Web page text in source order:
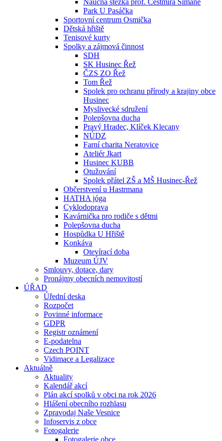
Naučná stezka prof. Čestmíra Šimáně
Park U Pasáčka
Sportovní centrum Osmička
Dětská hřiště
Tenisové kurty
Spolky a zájmová činnost
SDH
SK Husinec Řež
ČZS ZO Řež
Tom Řež
Spolek pro ochranu přírody a krajiny obce
Husinec
Myslivecké sdružení
Polepšovna ducha
Pravý Hradec, Klíček Klecany
NÚDZ
Farní charita Neratovice
Ateliér Jkart
Husinec KUBB
Otužování
Spolek přátel ZŠ a MŠ Husinec-Řež
Občerstvení u Hastrmana
HATHA jóga
Cyklodoprava
Kavárnička pro rodiče s dětmi
Polepšovna ducha
Hospůdka U Hřiště
Konkáva
Otevírací doba
Muzeum ÚJV
Smlouvy, dotace, dary
Pronájmy obecních nemovitostí
ÚŘAD
Úřední deska
Rozpočet
Povinné informace
GDPR
Registr oznámení
E-podatelna
Czech POINT
Vidimace a Legalizace
Aktuálně
Aktuality
Kalendář akcí
Plán akcí spolků v obci na rok 2026
Hlášení obecního rozhlasu
Zpravodaj Naše Vesnice
Infoservis z obce
Fotogalerie
Fotogalerie obce